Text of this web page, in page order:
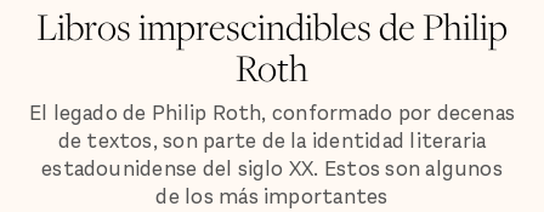
Libros imprescindibles de Philip
Roth
El legado de Philip Roth, conformado por decenas
de textos, son parte de la identidad literaria
estadounidense del siglo XX. Estos son algunos
de los más importantes